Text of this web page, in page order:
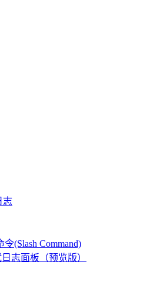
志
令(Slash Command)
志面板（预览版）